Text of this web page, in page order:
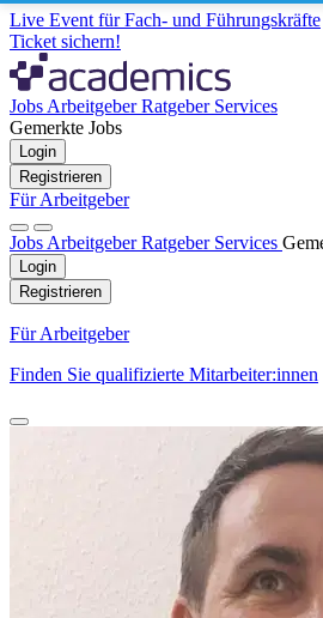
Live Event für Fach- und Führungskräfte
Ticket sichern!
Jobs ArbeitgeberRatgeber Services
Gemerkte Jobs
Login
Registrieren
Für Arbeitgeber
Jobs ArbeitgeberRatgeber Services
Login
Registrieren
Für Arbeitgeber
Finden Sie qualifizierte Mitarbeiter:innen